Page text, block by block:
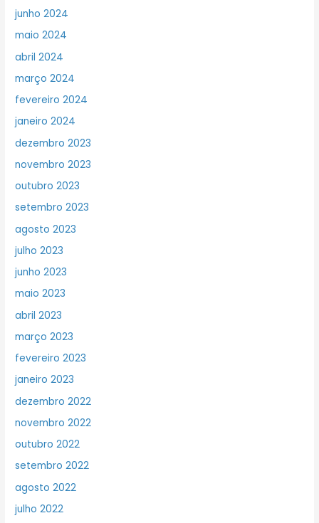
junho 2024
maio 2024
abril 2024
março 2024
fevereiro 2024
janeiro 2024
dezembro 2023
novembro 2023
outubro 2023
setembro 2023
agosto 2023
julho 2023
junho 2023
maio 2023
abril 2023
março 2023
fevereiro 2023
janeiro 2023
dezembro 2022
novembro 2022
outubro 2022
setembro 2022
agosto 2022
julho 2022